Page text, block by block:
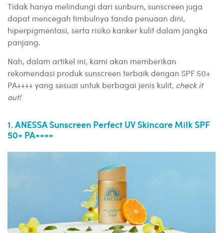
Tidak hanya melindungi dari sunburn, sunscreen juga
dapat mencegah timbulnya tanda penuaan dini,
hiperpigmentasi, serta risiko kanker kulit dalam jangka
panjang.
Nah, dalam artikel ini, kami akan memberikan
rekomendasi produk sunscreen terbaik dengan SPF 50+
PA++++ yang sesuai untuk berbagai jenis kulit, check it
out!
1. ANESSA Sunscreen Perfect UV Skincare Milk SPF
50+ PA++++